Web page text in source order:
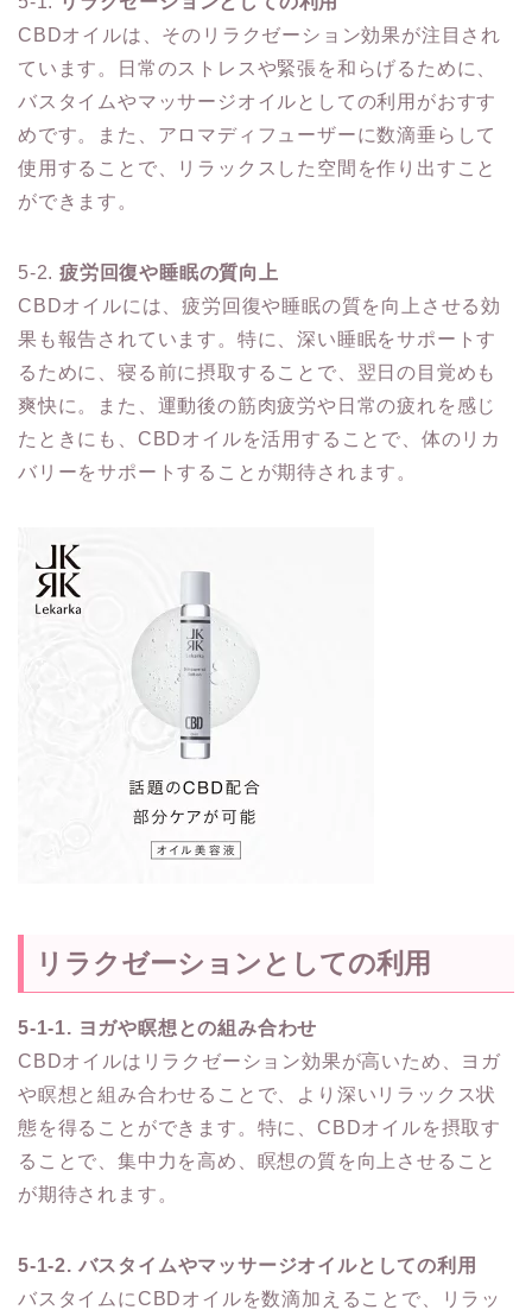
CBDオイルは、そのリラクゼーション効果が注目され
ています。日常のストレスや緊張を和らげるために、
バスタイムやマッサージオイルとしての利用がおすす
めです。また、アロマディフューザーに数滴垂らして
使用することで、リラックスした空間を作り出すこと
ができます。
5-2. 疲労回復や睡眠の質向上
CBDオイルには、疲労回復や睡眠の質を向上させる効
果も報告されています。特に、深い睡眠をサポートす
るために、寝る前に摂取することで、翌日の目覚めも
爽快に。また、運動後の筋肉疲労や日常の疲れを感じ
たときにも、CBDオイルを活用することで、体のリカ
バリーをサポートすることが期待されます。
リラクゼーションとしての利用
5-1-1. ヨガや瞑想との組み合わせ
CBDオイルはリラクゼーション効果が高いため、ヨガ
や瞑想と組み合わせることで、より深いリラックス状
態を得ることができます。特に、CBDオイルを摂取す
ることで、集中力を高め、瞑想の質を向上させること
が期待されます。
5-1-2. バスタイムやマッサージオイルとしての利用
バスタイムにCBDオイルを数滴加えることで、リラッ